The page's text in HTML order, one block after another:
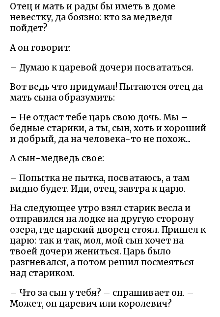
Отец и мать и рады бы иметь в доме
невестку, да боязно: кто за медведя
пойдет?
А он говорит:
– Думаю к царевой дочери посвататься.
Вот ведь что придумал! Пытаются отец да
мать сына образумить:
– Не отдаст тебе царь свою дочь. Мы –
бедные старики, а ты, сын, хоть и хороший
и добрый, да на человека-то не похож...
А сын-медведь свое:
– Попытка не пытка, посватаюсь, а там
видно будет. Иди, отец, завтра к царю.
На следующее утро взял старик весла и
отправился на лодке на другую сторону
озера, где царский дворец стоял. Пришел к
царю: так и так, мол, мой сын хочет на
твоей дочери жениться. Царь было
разгневался, а потом решил посмеяться
над стариком.
– Что за сын у тебя? – спрашивает он. –
Может, он царевич или королевич?